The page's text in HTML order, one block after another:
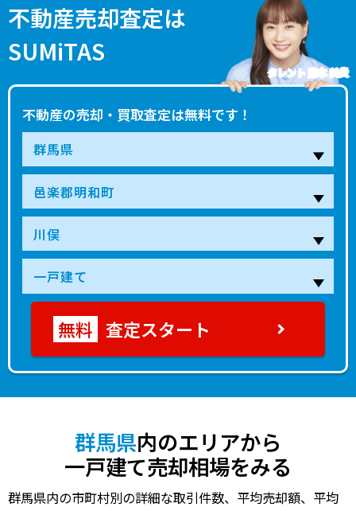
不動産売却査定は
SUMiTAS
不動産の売却・買取査定は無料です！
タレント 藤本 美貴
査定スタート
群馬県内のエリアから
一戸建て売却相場をみる
群馬県内の市町村別の詳細な取引件数、平均売却額、平均